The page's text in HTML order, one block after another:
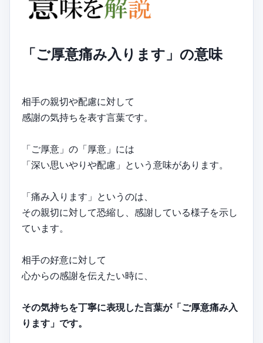
「ご厚意痛み入ります」の意味
相手の親切や配慮に対して
感謝の気持ちを表す言葉です。
「ご厚意」の「厚意」には
「深い思いやりや配慮」という意味があります。
「痛み入ります」というのは、
その親切に対して恐縮し、感謝している様子を示し
ています。
相手の好意に対して
心からの感謝を伝えたい時に、
その気持ちを丁寧に表現した言葉が「ご厚意痛み入
ります」です。